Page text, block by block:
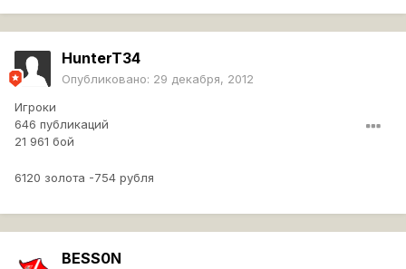
HunterT34
Опубликовано: 29 декабря, 2012
Игроки
646 публикаций
21 961 бой
6120 золота -754 рубля
BESS0N